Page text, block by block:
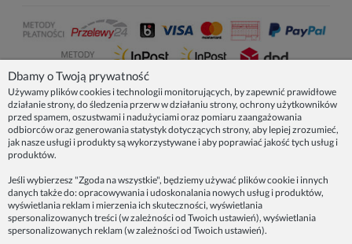
NASZE PRODUKTY
INFORMACJE
ZAINSPIRUJ SIĘ!
Dbamy o Twoją prywatność
Używamy plików cookies i technologii monitorujących, by zapewnić prawidłowe
działanie strony, do śledzenia przerw w działaniu strony, ochrony użytkowników
przed spamem, oszustwami i nadużyciami oraz pomiaru zaangażowania
odbiorców oraz generowania statystyk dotyczących strony, aby lepiej zrozumieć,
jak nasze usługi i produkty są wykorzystywane i aby poprawiać jakość tych usług i
produktów.
Jeśli wybierzesz "Zgoda na wszystkie", będziemy używać plików cookie i innych
danych także do: opracowywania i udoskonalania nowych usług i produktów,
wyświetlania reklam i mierzenia ich skuteczności, wyświetlania
spersonalizowanych treści (w zależności od Twoich ustawień), wyświetlania
spersonalizowanych reklam (w zależności od Twoich ustawień).